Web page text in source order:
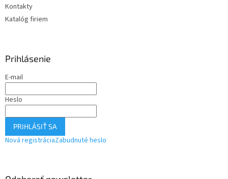
Kontakty
Katalóg firiem
Prihlásenie
E-mail
Heslo
PRIHLÁSIŤ SA
Nová registráciaZabudnuté heslo